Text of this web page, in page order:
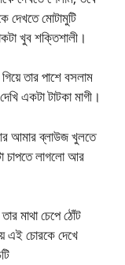
দেখতে মোটামুটি
খুব শক্তিশালী।
তার পাশে বসলাম
একটা টাটকা মাগী।
আমার ব্লাউজ খুলতে
চাপতে লাগলো আর
মাথা চেপে ঠোঁট
এই চোরকে দেখে